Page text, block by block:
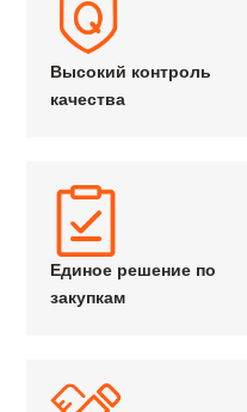
Высокий контроль
качества
Единое решение по
закупкам